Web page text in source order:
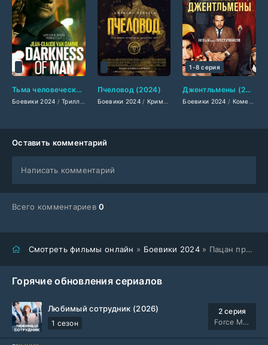
Тьма человеческая (2024)
Боевики 2024 /Триллеры 2024 /Зарубежные фильмы 2024/Фильмы весны
Пчеловод (2024)
Боевики 2024 / Криминальные фильмы 2024 /
Джентльмены (2024)
Боевики 2024 / Комедии 2024
1-8 серия
Оставить комментарий
Написать комментарий
Всего комментариев0
Смотреть фильмы онлайн » Боевики 2024» Пацан против всех (2024)
Горячие обновления сериалов
Любимый сотрудник (2026)
1 сезон
2 серия
Force Media